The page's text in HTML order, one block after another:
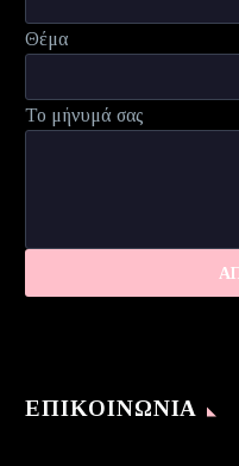
Θέμα
Το μήνυμά σας
ΕΠΙΚΟΙΝΩΝΊΑ